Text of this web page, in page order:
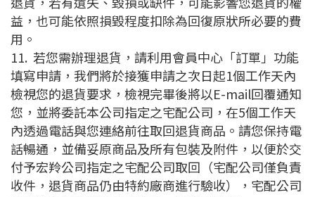
益，也可能依照損毀程度扣除為回復原狀所必要的費
用。
11. 若您需辦理退貨，請利用會員中心「訂單」功能
填寫申請，我們將於接獲申請之次日起1個工作天內
檢視您的退貨要求，檢視完畢後將以E-mail回覆通知
您，並將委託本公司指定之宅配公司，在5個工作天
內透過電話與您連絡前往取回退貨商品。請您保持電
話暢通，並備妥原商品及所有包裝及附件，以便於交
付予宏羚公司指定之宅配公司取回（宅配公司僅負責
收件，退貨商品仍由特約廠商進行驗收），宅配公司